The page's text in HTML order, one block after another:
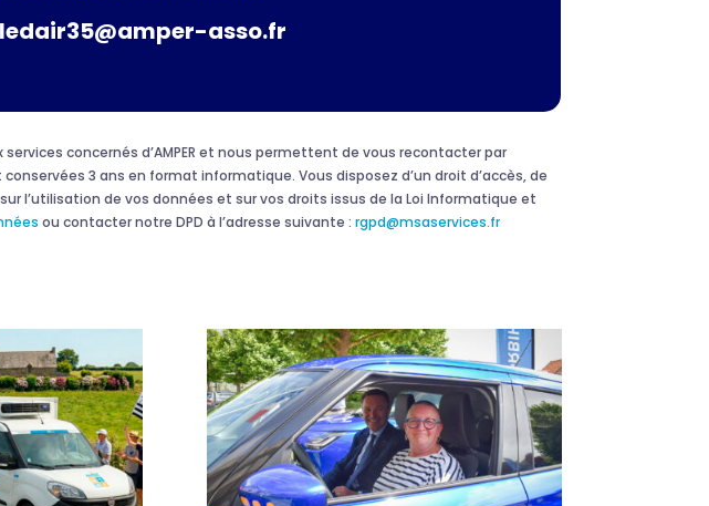
asso.fr
concernés d’AMPER et nous permettent de vous recontacter par
3 ans en format informatique. Vous disposez d’un droit d’accès, de
l’utilisation de vos données et sur vos droits issus de la Loi Informatique et
ou contacter notre DPD à l’adresse suivante :rgpd@msaservices.fr